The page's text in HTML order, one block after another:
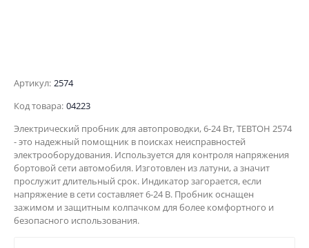
Артикул: 2574
Код товара: 04223
Электрический пробник для автопроводки, 6-24 Вт, ТЕВТОН 2574
- это надежный помощник в поисках неисправностей
электрооборудования. Используется для контроля напряжения
бортовой сети автомобиля. Изготовлен из латуни, а значит
прослужит длительный срок. Индикатор загорается, если
напряжение в сети составляет 6-24 В. Пробник оснащен
зажимом и защитным колпачком для более комфортного и
безопасного использования.